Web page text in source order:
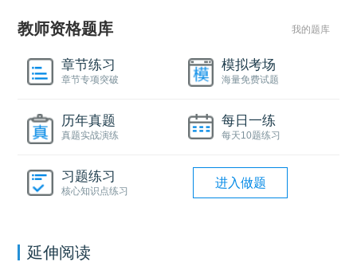
教师资格题库 我的题库
章节练习
章节专项突破
模拟考场
海量免费试题
历年真题
真题实战演练
每日一练
每天10题练习
习题练习
核心知识点练习
进入做题
延伸阅读